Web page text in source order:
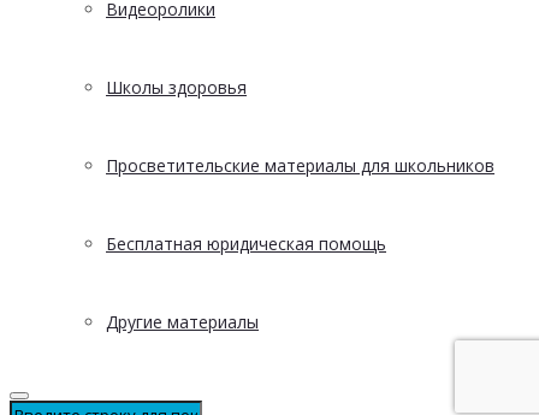
Видеоролики
Школы здоровья
Просветительские материалы для школьников
Бесплатная юридическая помощь
Другие материалы